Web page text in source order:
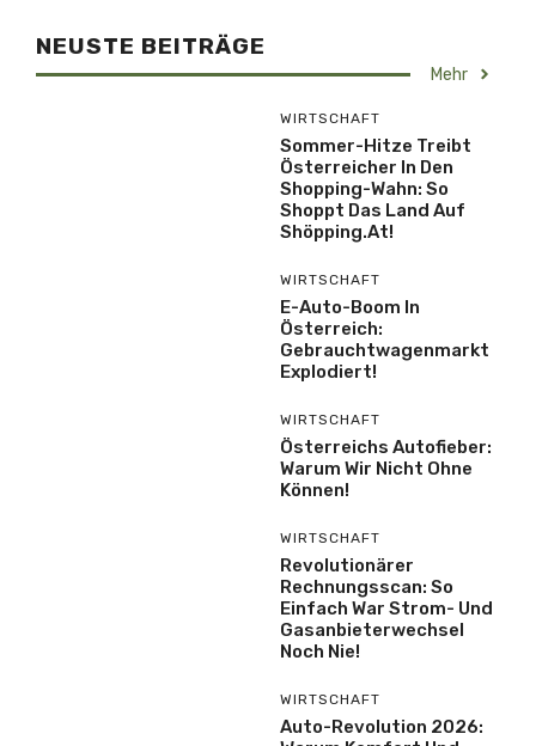
NEUSTE BEITRÄGE
Mehr
WIRTSCHAFT
Sommer-Hitze Treibt
Österreicher In Den
Shopping-Wahn: So
Shoppt Das Land Auf
Shöpping.at!
WIRTSCHAFT
E-Auto-Boom In
Österreich:
Gebrauchtwagenmarkt
Explodiert!
WIRTSCHAFT
Österreichs Autofieber:
Warum Wir Nicht Ohne
Können!
WIRTSCHAFT
Revolutionärer
Rechnungsscan: So
Einfach War Strom- Und
Gasanbieterwechsel
Noch Nie!
WIRTSCHAFT
Auto-Revolution 2026: